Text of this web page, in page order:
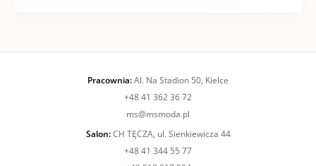
Pracownia:Al. Na Stadion 50, Kielce
+48 41 362 36 72
ms@msmoda.pl
Salon:CH TĘCZA, ul. Sienkiewicza 44
+48 41 344 55 77